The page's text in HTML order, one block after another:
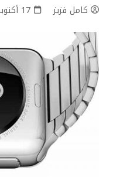
كامل فزيز 17 أكتوبر 2016